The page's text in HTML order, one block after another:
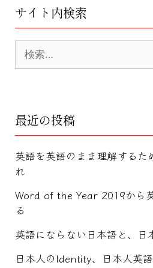
サイト内検索
索:
最近の投稿
英語を英語のまま理解するた
れ
Word of the Year 2019から
る
英語にならない日本語と、日
日本人のIdentity、日本人英